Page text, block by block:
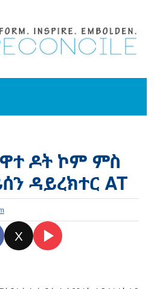
ዶት ኮም ምስ
ዳይረክተር AT
X